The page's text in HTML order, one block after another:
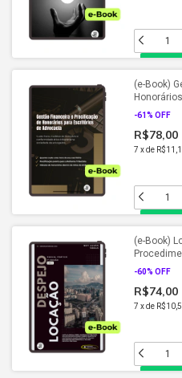
(e-Book)
(2026)
-61% OFF
R$78,00
7 xde
(e-Book)
Tributária
-60% OFF
R$74,00
7 xde